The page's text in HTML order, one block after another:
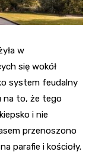
w
się wokół
system feudalny
na to, że tego
i nie
przenoszono
parafie i kościoły.